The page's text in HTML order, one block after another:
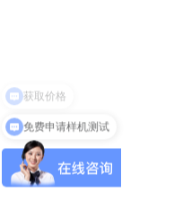
免费申请样机测试